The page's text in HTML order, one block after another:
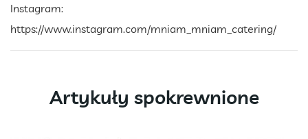
Instagram:
https://www.instagram.com/mniam_mniam_catering/
Artykuły spokrewnione